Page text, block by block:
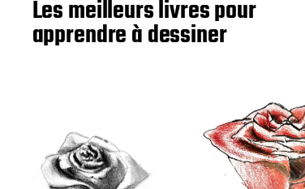
Les meilleurs livres pour
apprendre à dessiner